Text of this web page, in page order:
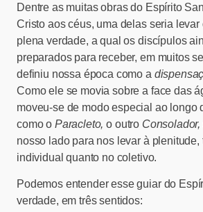
Dentre as muitas obras do Espírito
Cristo aos céus, uma delas seria levar
plena verdade, a qual os discípulos
preparados para receber, em muitos
definiu nossa época como a
Como ele se movia sobre a face das
moveu-se de modo especial ao longo
como o Paracleto,o outro Consolador,
nosso lado para nos levar à plenitude,
individual quanto no coletivo.
Podemos entender esse guiar do
verdade, em três sentidos: